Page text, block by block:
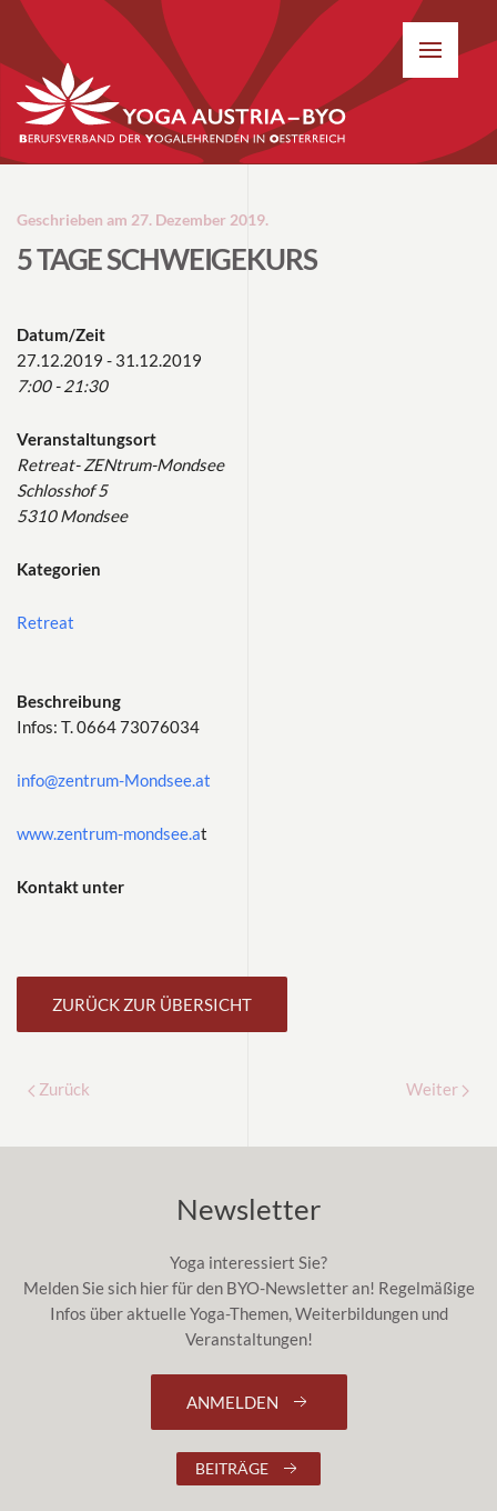
Geschrieben am 27. Dezember 2019.
5 TAGE SCHWEIGEKURS
Datum/Zeit
27.12.2019 - 31.12.2019
7:00 - 21:30
Veranstaltungsort
Retreat- ZENtrum-Mondsee
Schlosshof 5
5310 Mondsee
Kategorien
Retreat
Beschreibung
Infos: T. 0664 73076034
info@zentrum-Mondsee.at
www.zentrum-mondsee.at
Kontakt unter
ZURÜCK ZUR ÜBERSICHT
Zurück Weiter
Newsletter
Yoga interessiert Sie?
Melden Sie sich hier für den BYO-Newsletter an! Regelmäßige
Infos über aktuelle Yoga-Themen, Weiterbildungen und
Veranstaltungen!
ANMELDEN
BEITRÄGE